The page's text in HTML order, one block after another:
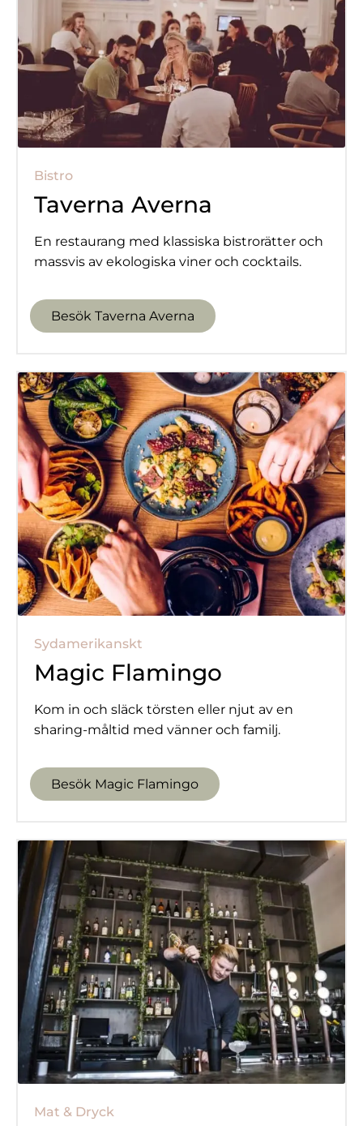
Bistro
Taverna Averna
En restaurang med klassiska bistrorätter och
massvis av ekologiska viner och cocktails.
Besök Taverna Averna
Sydamerikanskt
Magic Flamingo
Kom in och släck törsten eller njut av en
sharing-måltid med vänner och familj.
Besök Magic Flamingo
Mat & Dryck